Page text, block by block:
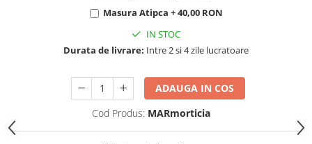
Masura Atipca + 40,00 RON
IN STOC
Durata de livrare: Intre 2 si 4 zile lucratoare
ADAUGA IN COS
Cod Produs: MARmorticia